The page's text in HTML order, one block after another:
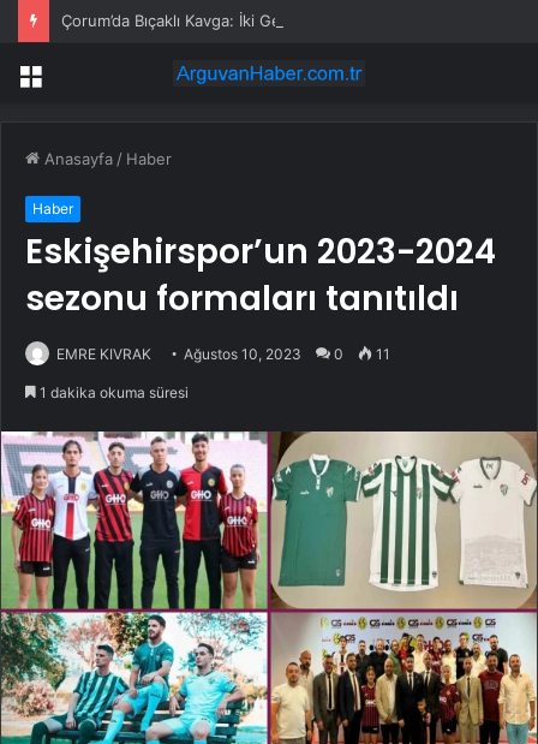
Çorum’da Bıçaklı Kavga: İki Genç Yaralı
Menü
Anasayfa / Haber
Haber
Eskişehirspor’un 2023-2024
sezonu formaları tanıtıldı
EMRE KIVRAK Ağustos 10, 2023 0 11
1 dakika okuma süresi